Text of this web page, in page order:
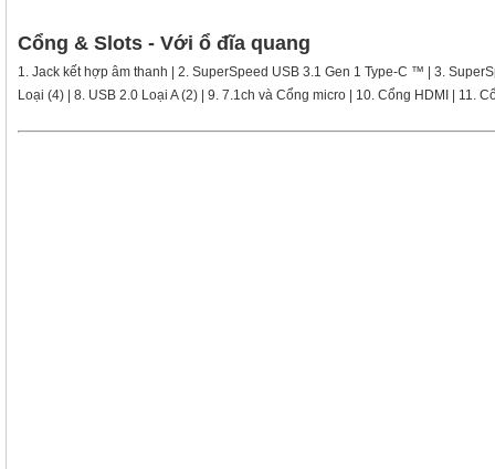
Cổng & Slots - Với ổ đĩa quang
1. Jack kết hợp âm thanh | 2. SuperSpeed ​​USB 3.1 Gen 1 Type-C ™ | 3.
Loại (4) | 8. USB 2.0 Loại A (2) | 9. 7.1ch và Cổng micro | 10. Cổng HDMI | 11.